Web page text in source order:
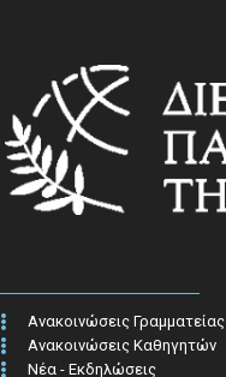
Ανακοινώσεις Γραμματείας
Ανακοινώσεις Καθηγητών
Νέα - Εκδηλώσεις